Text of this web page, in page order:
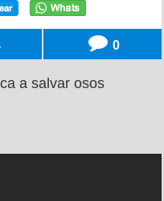
0
a salvar osos